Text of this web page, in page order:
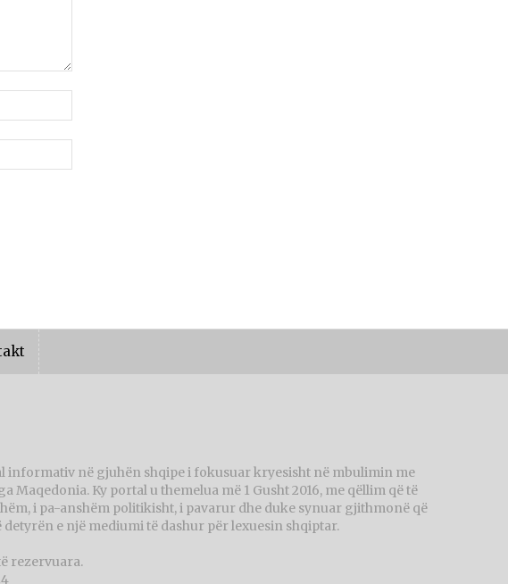
informativ në gjuhën shqipe i fokusuar kryesisht në mbulimin me
Maqedonia. Ky portal u themelua më 1 Gusht 2016, me qëllim që të
i pa-anshëm politikisht, i pavarur dhe duke synuar gjithmonë që
e një mediumi të dashur për lexuesin shqiptar.
rezervuara.